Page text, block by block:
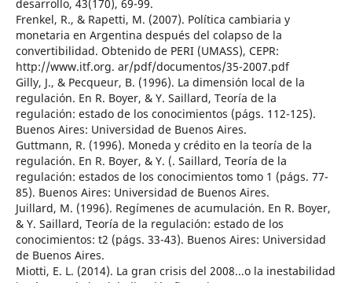
desarrollo, 43(170), 69-99.
Frenkel, R., & Rapetti, M. (2007). Política cambiaria y
monetaria en Argentina después del colapso de la
convertibilidad. Obtenido de PERI (UMASS), CEPR:
http://www.itf.org. ar/pdf/documentos/35-2007.pdf
Gilly, J., & Pecqueur, B. (1996). La dimensión local de la
regulación. En R. Boyer, & Y. Saillard, Teoría de la
regulación: estado de los conocimientos (págs. 112-125).
Buenos Aires: Universidad de Buenos Aires.
Guttmann, R. (1996). Moneda y crédito en la teoría de la
regulación. En R. Boyer, & Y. (. Saillard, Teoría de la
regulación: estados de los conocimientos tomo 1 (págs. 77-
85). Buenos Aires: Universidad de Buenos Aires.
Juillard, M. (1996). Regímenes de acumulación. En R. Boyer,
& Y. Saillard, Teoría de la regulación: estado de los
conocimientos: t2 (págs. 33-43). Buenos Aires: Universidad
de Buenos Aires.
Miotti, E. L. (2014). La gran crisis del 2008...o la inestabilidad